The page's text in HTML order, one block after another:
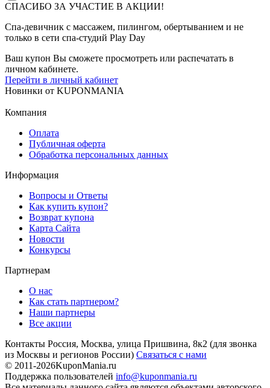
СПАСИБО ЗА УЧАСТИЕ В АКЦИИ!
Спа-девичник c массажем, пилингом, обертыванием и не
только в сети спа-студий Play Day
Ваш купон Вы сможете просмотреть или распечатать в
личном кабинете.
Перейти в личный кабинет
Новинки от KUPONMANIA
Компания
Оплата
Публичная оферта
Обработка персональных данных
Информация
Вопросы и Ответы
Как купить купон?
Возврат купона
Карта Сайта
Новости
Конкурсы
Партнерам
О нас
Как стать партнером?
Наши партнеры
Все акции
Контакты Россия, Москва, улица Пришвина, 8к2 (для звонка
из Москвы и регионов России) Связаться с нами
© 2011-2026KuponMania.ru
Поддержка пользователей info@kuponmania.ru